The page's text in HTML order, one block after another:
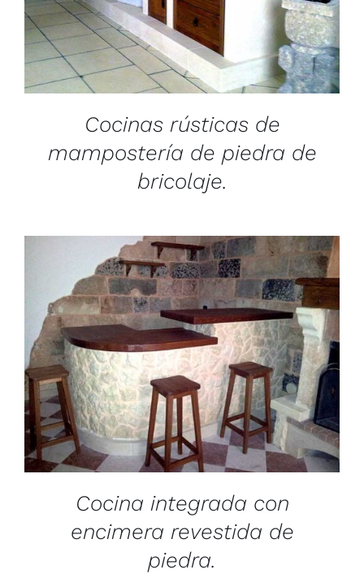
Cocinas rústicas de
mampostería de piedra de
bricolaje.
/
DETAILS
Cocina integrada con
encimera revestida de
piedra.